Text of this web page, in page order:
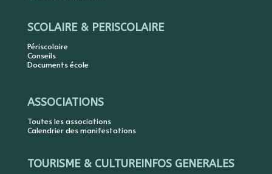
SCOLAIRE & PERISCOLAIRE
Périscolaire
Conseils
Documents école
ASSOCIATIONS
Toutes les associations
Calendrier des manifestations
TOURISME & CULTUREINFOS GENERALES